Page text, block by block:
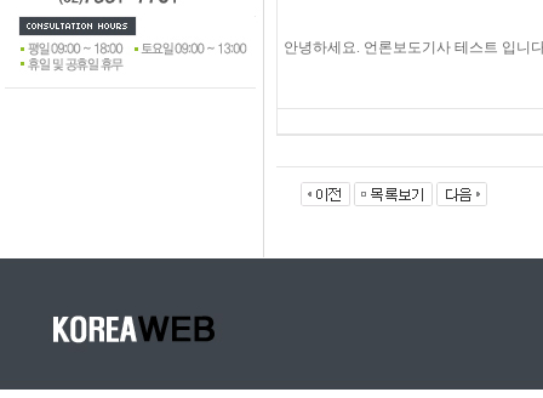
안녕하세요. 언론보도기사 테스트 입니